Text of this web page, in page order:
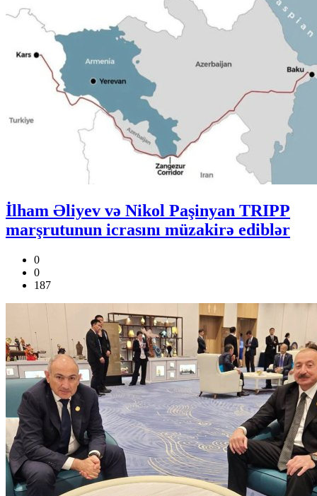
İlham Əliyev və Nikol Paşinyan TRIPP
marşrutunun icrasını müzakirə ediblər
0
0
187